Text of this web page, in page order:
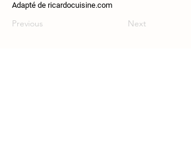
Adapté de ricardocuisine.com
Previous Next